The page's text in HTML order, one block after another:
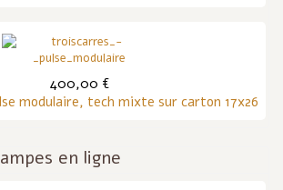
400,00 €
modulaire, tech mixte sur carton 17x26
en ligne